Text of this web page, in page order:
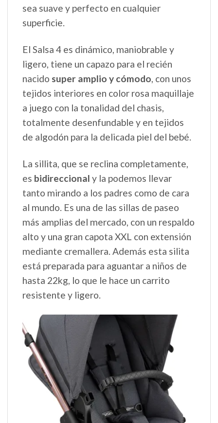
sea suave y perfecto en cualquier
superficie.
El Salsa 4 es dinámico, maniobrable y
ligero, tiene un capazo para el recién
nacido super amplio y cómodo, con unos
tejidos interiores en color rosa maquillaje
a juego con la tonalidad del chasis,
totalmente desenfundable y en tejidos
de algodón para la delicada piel del bebé.
La sillita, que se reclina completamente,
es bidireccional y la podemos llevar
tanto mirando a los padres como de cara
al mundo. Es una de las sillas de paseo
más amplias del mercado, con un respaldo
alto y una gran capota XXL con extensión
mediante cremallera. Además esta silita
está preparada para aguantar a niños de
hasta 22kg, lo que le hace un carrito
resistente y ligero.